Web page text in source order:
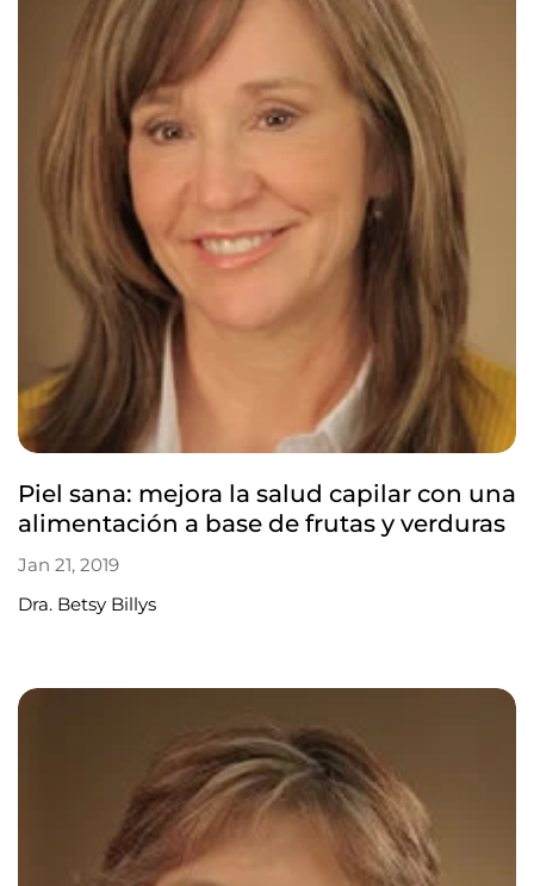
Piel sana: mejora la salud capilar con una
alimentación a base de frutas y verduras
Jan 21, 2019
Dra. Betsy Billys